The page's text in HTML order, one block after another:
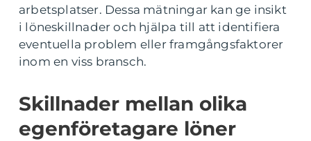
arbetsplatser. Dessa mätningar kan ge insikt
i löneskillnader och hjälpa till att identifiera
eventuella problem eller framgångsfaktorer
inom en viss bransch.
Skillnader mellan olika
egenföretagare löner